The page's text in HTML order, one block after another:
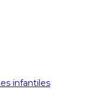
infantiles